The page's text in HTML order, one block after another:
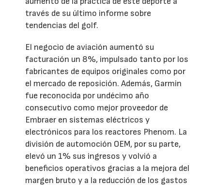
través de su último informe sobre
tendencias del golf.
El negocio de aviación aumentó su
facturación un 8%, impulsado tanto por los
fabricantes de equipos originales como por
el mercado de reposición. Además, Garmin
fue reconocida por undécimo año
consecutivo como mejor proveedor de
Embraer en sistemas eléctricos y
electrónicos para los reactores Phenom. La
división de automoción OEM, por su parte,
elevó un 1% sus ingresos y volvió a
beneficios operativos gracias a la mejora del
margen bruto y a la reducción de los gastos